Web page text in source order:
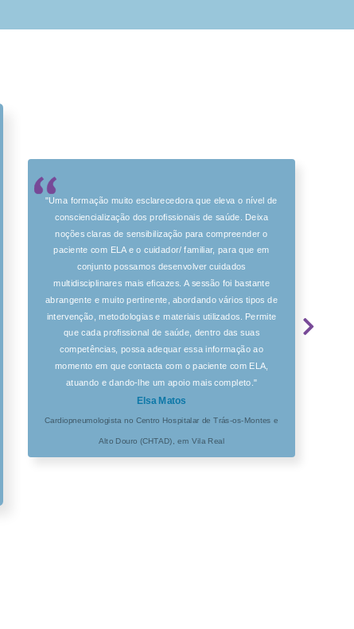
"Uma formação muito esclarecedora que eleva o nível de
consciencialização dos profissionais de saúde. Deixa
noções claras de sensibilização para compreender o
paciente com ELA e o cuidador/ familiar, para que em
conjunto possamos desenvolver cuidados
multidisciplinares mais eficazes. A sessão foi bastante
abrangente e muito pertinente, abordando vários tipos de
intervenção, metodologias e materiais utilizados. Permite
que cada profissional de saúde, dentro das suas
competências, possa adequar essa informação ao
momento em que contacta com o paciente com ELA,
atuando e dando-lhe um apoio mais completo."
Elsa Matos
Cardiopneumologista no Centro Hospitalar de Trás-os-Montes e
Alto Douro (CHTAD), em Vila Real